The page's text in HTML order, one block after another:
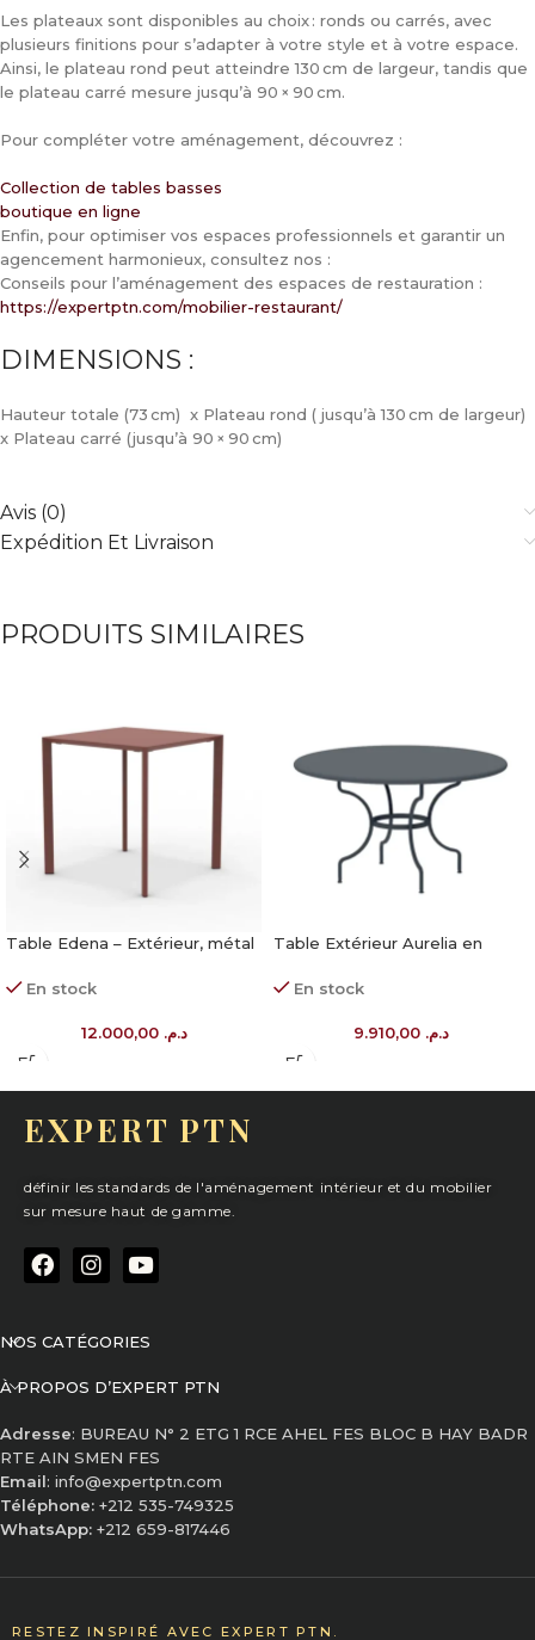
Les plateaux sont disponibles au choix : ronds ou carrés, avec
plusieurs finitions pour s’adapter à votre style et à votre espace.
Ainsi, le plateau rond peut atteindre 130 cm de largeur, tandis que
le plateau carré mesure jusqu’à 90 × 90 cm.
Pour compléter votre aménagement, découvrez :
Collection de tables basses
boutique en ligne
Enfin, pour optimiser vos espaces professionnels et garantir un
agencement harmonieux, consultez nos :
Conseils pour l’aménagement des espaces de restauration :
https://expertptn.com/mobilier-restaurant/
DIMENSIONS :
Hauteur totale (73 cm) x Plateau rond ( jusqu’à 130 cm de largeur)
x Plateau carré (jusqu’à 90 × 90 cm)
Avis (0)
Expédition Et Livraison
PRODUITS SIMILAIRES
Table Edena – Extérieur, métal
En stock
د.م. 12.000,00
Table Extérieur Aurelia en
En stock
د.م.
EXPERT PTN
définir les standards de l'aménagement intérieur et du mobilier
sur mesure haut de gamme.
NOS CATÉGORIES
À PROPOS D’EXPERT PTN
Adresse: BUREAU N° 2 ETG 1 RCE AHEL FES BLOC B HAY BADR
RTE AIN SMEN FES
Email: info@expertptn.com
Téléphone: +212 535-749325
WhatsApp: +212 659-817446
RESTEZ INSPIRÉ AVEC EXPERT PTN.